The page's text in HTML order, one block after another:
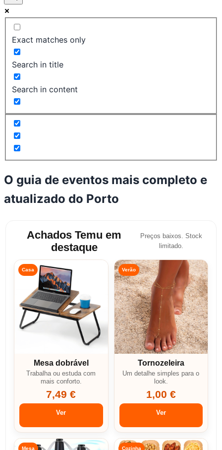
Exact matches only
Search in title
Search in content
O guia de eventos mais completo e
atualizado do Porto
Achados Temu em
destaque
Preços baixos. Stock
limitado.
Casa
Mesa dobrável
Trabalha ou estuda com
mais conforto.
7,49 €
Ver
Verão
Tornozeleira
Um detalhe simples para o
look.
1,00 €
Ver
Mesa Cozinha